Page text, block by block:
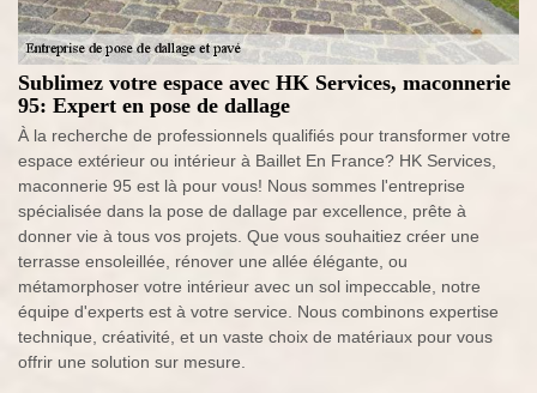
Sublimez votre espace avec HK Services, maconnerie
95: Expert en pose de dallage
À la recherche de professionnels qualifiés pour transformer votre
espace extérieur ou intérieur à Baillet En France? HK Services,
maconnerie 95 est là pour vous! Nous sommes l'entreprise
spécialisée dans la pose de dallage par excellence, prête à
donner vie à tous vos projets. Que vous souhaitiez créer une
terrasse ensoleillée, rénover une allée élégante, ou
métamorphoser votre intérieur avec un sol impeccable, notre
équipe d'experts est à votre service. Nous combinons expertise
technique, créativité, et un vaste choix de matériaux pour vous
offrir une solution sur mesure.